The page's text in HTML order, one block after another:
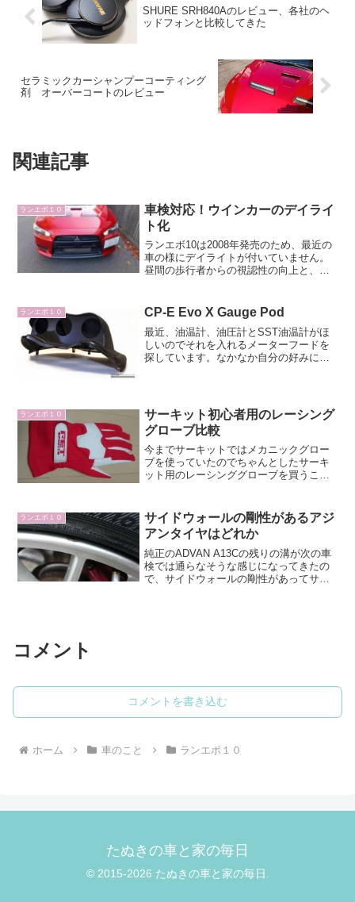
SHURE SRH840Aのレビュー、各社のヘ
ッドフォンと比較してきた
セラミックカーシャンプーコーティング
剤 オーバーコートのレビュー
関連記事
ランエボ１０
車検対応！ウインカーのデイライ
ト化
ランエボ10は2008年発売のため、最近の
車の様にデイライトが付いていません。
昼間の歩行者からの視認性の向上と、ま
した。デイタイムランプを後付けするタ
イプの製品初めはよ...
ランエボ１０ CP-E Evo X Gauge Pod
最近、油温計、油圧計とSST油温計がほ
しいのでそれを入れるメーターフードを
探しています。なかなか自分の好みに合
置されます。試しに自...
ランエボ１０
サーキット初心者用のレーシング
グローブ比較
今までサーキットではメカニックグロー
ブを使っていたのでちゃんとしたサーキ
ット用のレーシンググローブを買うこと
ありますが、その中でも安くて高機能で
見た目に格好いいを...
ランエボ１０
サイドウォールの剛性があるアジ
アンタイヤはどれか
純正のADVAN A13Cの残りの溝が次の車
検では通らなそうな感じになってきたの
で、サイドウォールの剛性があってサー
コメント
コメントを書き込む
ホーム 車のこと ランエボ１０
たぬきの車と家の毎日
© 2015-2026 たぬきの車と家の毎日.